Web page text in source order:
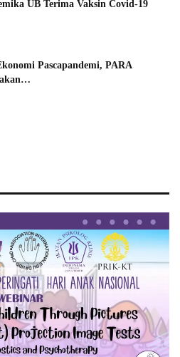
UB Terima Vaksin Covid-19
Pascapandemi, PARA